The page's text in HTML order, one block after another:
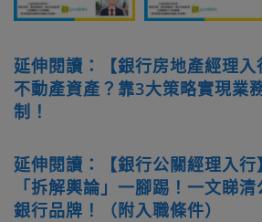
延伸閱讀：【銀行房地產經理
不動產資產？靠3大策略實現業
制！
延伸閱讀：【銀行公關經理入行
「拆解輿論」一腳踢！一文睇
銀行品牌！（附入職條件）